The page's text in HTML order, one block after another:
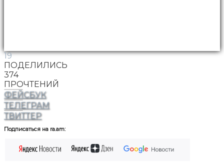
19
ПОДЕЛИЛИСЬ
374
ПРОЧТЕНИЙ
ФЕЙСБУК
ТЕЛЕГРАМ
ТВИТТЕР
Подписаться на ra.am: